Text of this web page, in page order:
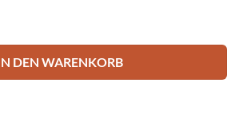
DEN WARENKORB